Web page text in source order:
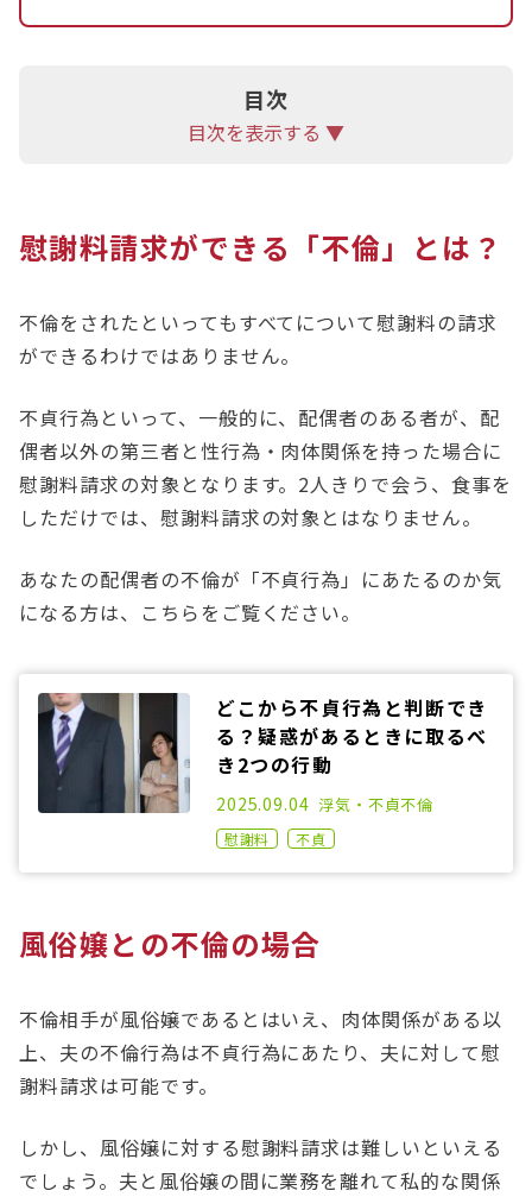
目次
目次を表示する ▼
慰謝料請求ができる「不倫」とは？
不倫をされたといってもすべてについて慰謝料の請求
ができるわけではありません。
不貞行為といって、一般的に、配偶者のある者が、配
偶者以外の第三者と性行為・肉体関係を持った場合に
慰謝料請求の対象となります。2人きりで会う、食事を
しただけでは、慰謝料請求の対象とはなりません。
あなたの配偶者の不倫が「不貞行為」にあたるのか気
になる方は、こちらをご覧ください。
どこから不貞行為と判断でき
る？疑惑があるときに取るべ
き2つの行動
2020.12.25
2025.09.04 浮気・不貞不倫
慰謝料 不貞
風俗嬢との不倫の場合
不倫相手が風俗嬢であるとはいえ、肉体関係がある以
上、夫の不倫行為は不貞行為にあたり、夫に対して慰
謝料請求は可能です。
しかし、風俗嬢に対する慰謝料請求は難しいといえる
でしょう。夫と風俗嬢の間に業務を離れて私的な関係